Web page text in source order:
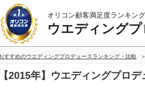
オリコン顧客満足度ランキング
ウエディング
すすめのウエディングプロデュースランキング・比較
【2015年】ウエディングプロ